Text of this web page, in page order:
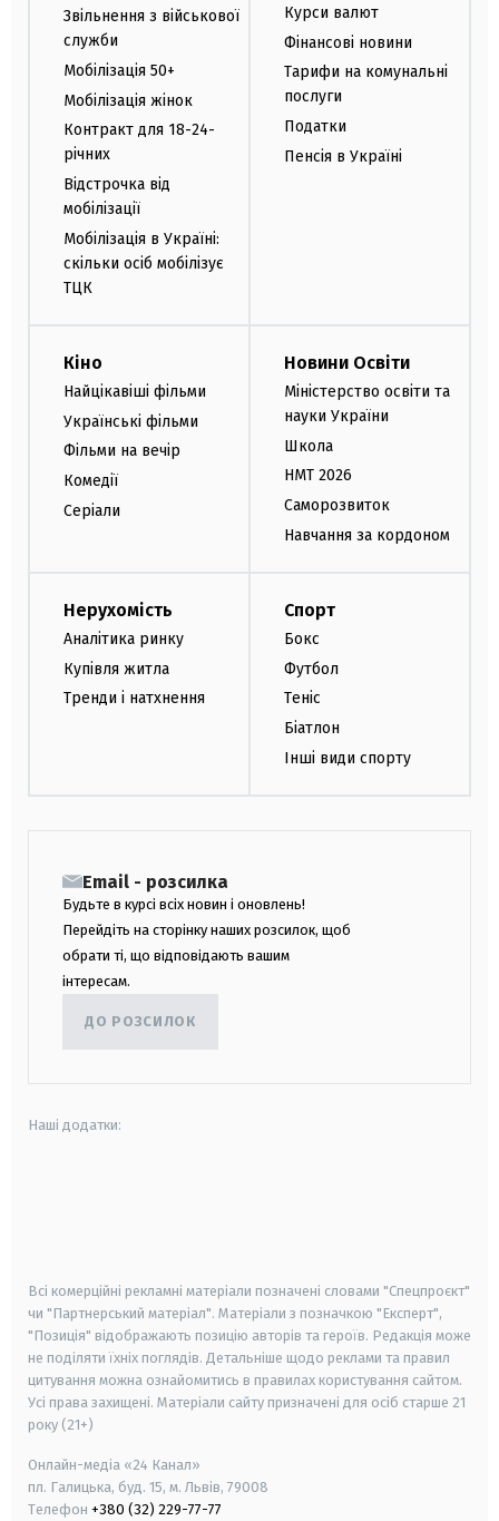
Звільнення з військової
служби
Мобілізація 50+
Мобілізація жінок
Контракт для 18-24-
річних
Відстрочка від
мобілізації
Мобілізація в Україні:
скільки осіб мобілізує
ТЦК
Курси валют
Фінансові новини
Тарифи на комунальні
послуги
Податки
Пенсія в Україні
Кіно
Найцікавіші фільми
Українські фільми
Фільми на вечір
Комедії
Серіали
Новини Освіти
Міністерство освіти та
науки України
Школа
НМТ 2026
Саморозвиток
Навчання за кордоном
Нерухомість
Аналітика ринку
Купівля житла
Тренди і натхнення
Спорт
Бокс
Футбол
Теніс
Біатлон
Інші види спорту
Email - розсилка
Будьте в курсі всіх новин і оновлень!
Перейдіть на сторінку наших розсилок, щоб
обрати ті, що відповідають вашим
інтересам.
ДО РОЗСИЛОК
Наші додатки:
Всі комерційні рекламні матеріали позначені словами "Спецпроєкт"
чи "Партнерський матеріал". Матеріали з позначкою "Експерт",
"Позиція" відображають позицію авторів та героїв. Редакція може
не поділяти їхніх поглядів. Детальніше щодо реклами та правил
цитування можна ознайомитись в правилах користування сайтом.
Усі права захищені. Матеріали сайту призначені для осіб старше 21
року (21+)
Онлайн-медіа «24 Канал»
пл. Галицька, буд. 15, м. Львів, 79008
Телефон +380 (32) 229-77-77